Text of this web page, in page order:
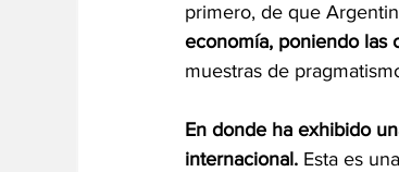
primero, de que
economía, poniendo las
muestras de
En donde ha exhibido
internacional. Esta es